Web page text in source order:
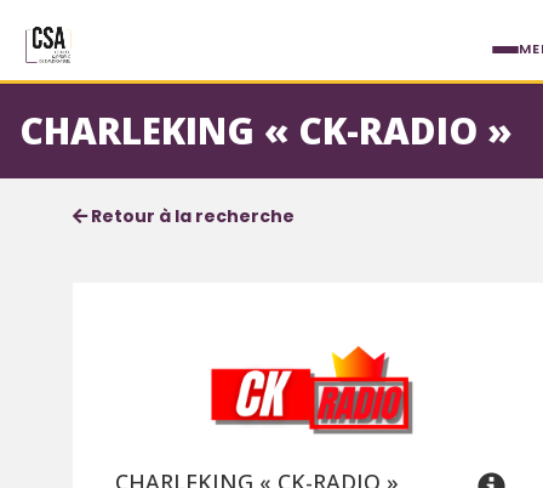
CHARLEKING « CK-RADIO »
Fiche service
Informations détaillées
Retour à la recherche
CHARLEKING « CK-RADIO »